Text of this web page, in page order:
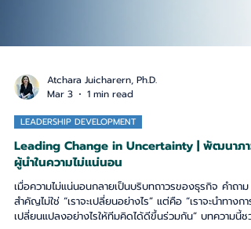
Atchara Juicharern, Ph.D.
Mar 3
1 min read
LEADERSHIP DEVELOPMENT
Leading Change in Uncertainty | พัฒนาภาวะ
ผู้นำในความไม่แน่นอน
เมื่อความไม่แน่นอนกลายเป็นบริบทถาวรของธุรกิจ คำถาม